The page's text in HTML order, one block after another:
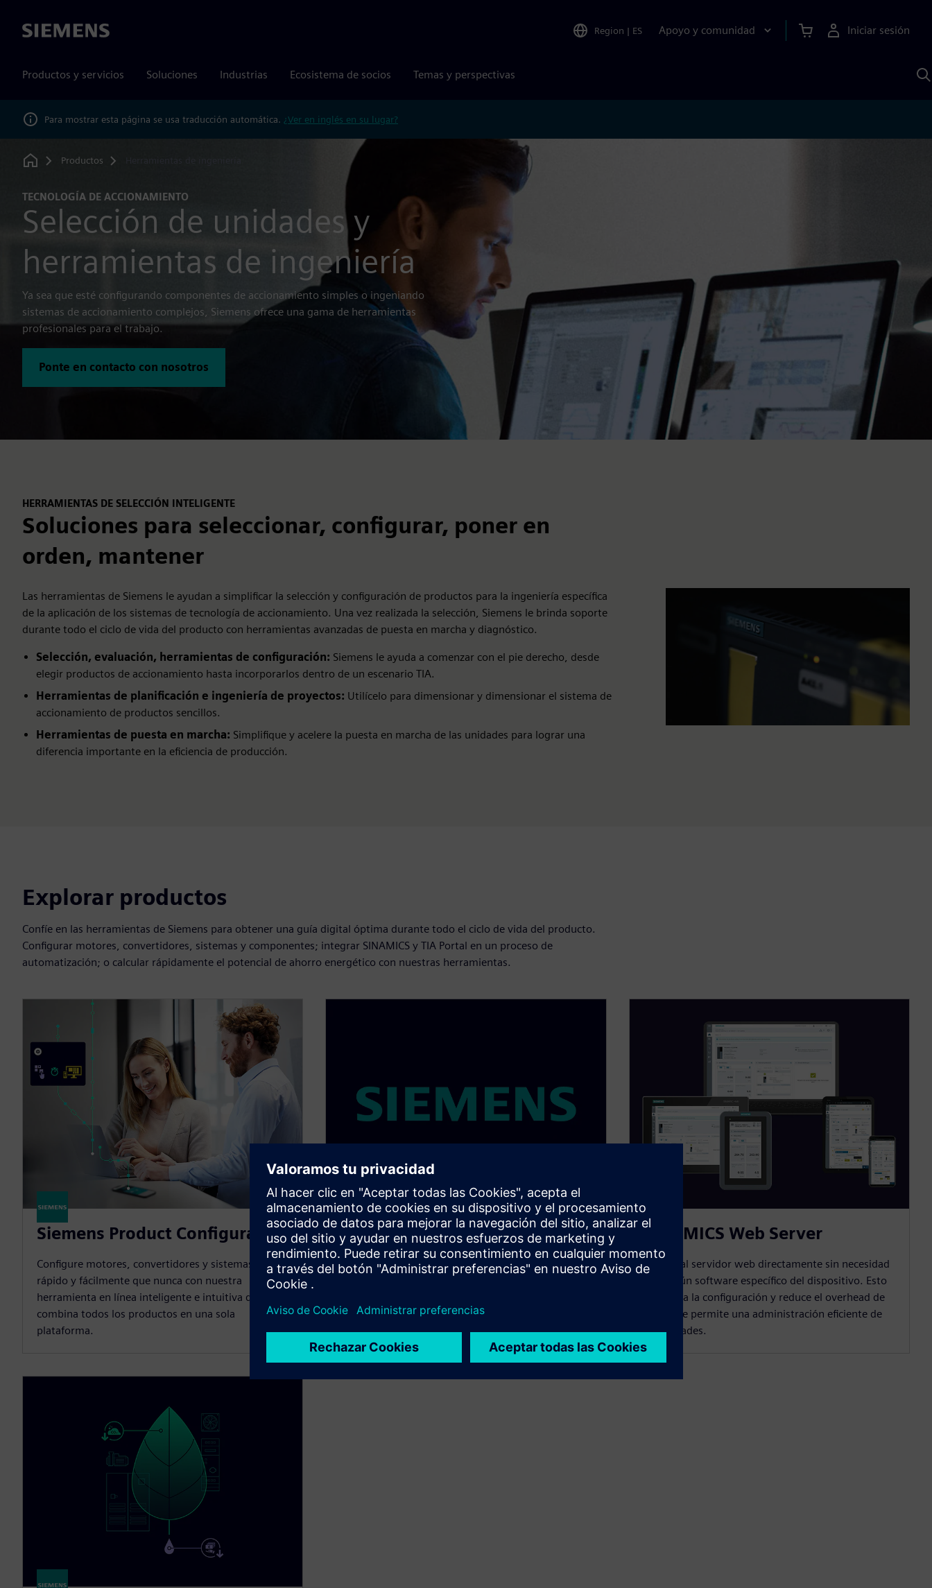
Siemens Region | ES Apoyo y comunidad Iniciar sesión
Productos y servicios Soluciones Industrias Ecosistema de socios Temas y perspectivas
Para mostrar esta página se usa traducción automática. ¿Ver en inglés en su lugar?
Home
Productos
TECNOLOGÍA DE ACCIONAMIENTO
Selección de unidades y
herramientas de ingeniería
Ya sea que esté configurando componentes de accionamiento simples o ingeniando
sistemas de accionamiento complejos, Siemens ofrece una gama de herramientas
profesionales para el trabajo.
Ponte en contacto con nosotros
HERRAMIENTAS DE SELECCIÓN INTELIGENTE
Soluciones para seleccionar, configurar, poner en
orden, mantener
Las herramientas de Siemens le ayudan a simplificar la selección y configuración de productos para la ingeniería específica
de la aplicación de los sistemas de tecnología de accionamiento. Una vez realizada la selección, Siemens le brinda soporte
durante todo el ciclo de vida del producto con herramientas avanzadas de puesta en marcha y diagnóstico.
Selección, evaluación, herramientas de configuración: Siemens le ayuda a comenzar con el pie derecho, desde
elegir productos de accionamiento hasta incorporarlos dentro de un escenario TIA.
Herramientas de planificación e ingeniería de proyectos: Utilícelo para dimensionar y dimensionar el sistema de
accionamiento de productos sencillos.
Herramientas de puesta en marcha: Simplifique y acelere la puesta en marcha de las unidades para lograr una
diferencia importante en la eficiencia de producción.
Explorar productos
Confíe en las herramientas de Siemens para obtener una guía digital óptima durante todo el ciclo de vida del producto.
Configurar motores, convertidores, sistemas y componentes; integrar SINAMICS y TIA Portal en un proceso de
automatización; o calcular rápidamente el potencial de ahorro energético con nuestras herramientas.
Siemens Product Configurator
Configure motores, convertidores y sistemas más
rápido y fácilmente que nunca con nuestra
herramienta en línea inteligente e intuitiva que
combina todos los productos en una sola
plataforma.
SINAMICS Startdrive in TIA
Portal
innovadora herramienta de puesta en marcha para
unidades SINAMICS a través del TIA Portal.
SINAMICS Web Server
Acceda al servidor web directamente sin necesidad
de ningún software específico del dispositivo. Esto
simplifica la configuración y reduce el overhead de
TI, lo que permite una administración eficiente de
las unidades.